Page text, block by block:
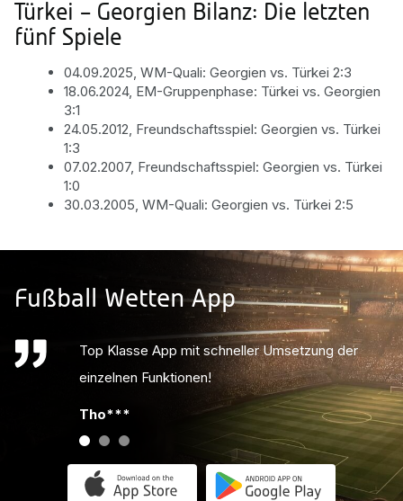
Türkei – Georgien Bilanz: Die letzten
fünf Spiele
04.09.2025, WM-Quali: Georgien vs. Türkei 2:3
18.06.2024, EM-Gruppenphase: Türkei vs. Georgien
3:1
24.05.2012, Freundschaftsspiel: Georgien vs. Türkei
1:3
07.02.2007, Freundschaftsspiel: Georgien vs. Türkei
1:0
30.03.2005, WM-Quali: Georgien vs. Türkei 2:5
Fußball Wetten App
Top Klasse App mit schneller Umsetzung der
einzelnen Funktionen!
Tho***
Gute App Sehr übersichtlich und ziemlich easy
Hand zu handhaben.
Jus***